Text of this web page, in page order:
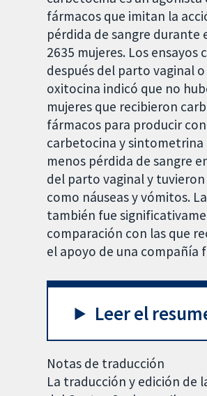
fármacos que imitan la
pérdida de sangre durante
2635 mujeres. Los
después del parto vaginal
oxitocina indicó que no
mujeres que recibieron
fármacos para producir
carbetocina y
menos pérdida de sangre
del parto vaginal y
como náuseas y vómitos.
también fue
comparación con las que
el apoyo de una compañía
Leer el
Notas de traducción
La traducción y edición de